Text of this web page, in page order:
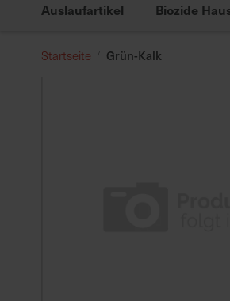
Auslaufartikel Biozide
Startseite Grün-Kalk